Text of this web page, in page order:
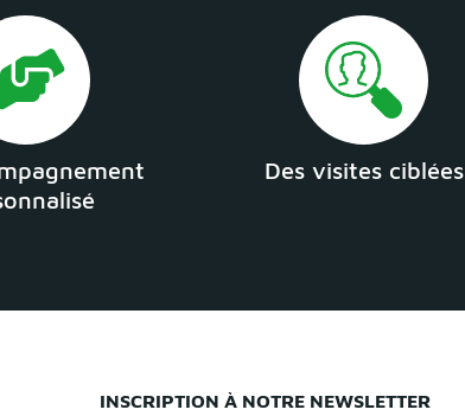
Des visites ciblées
INSCRIPTION À NOTRE NEWSLETTER